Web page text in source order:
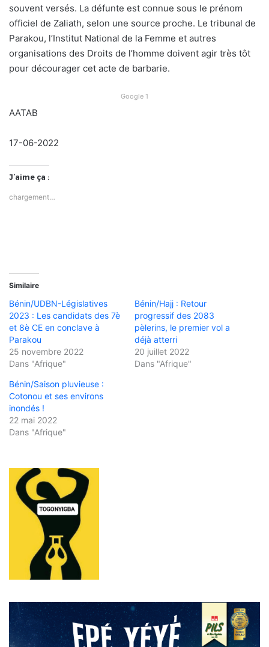
souvent versés. La défunte est connue sous le prénom
officiel de Zaliath, selon une source proche. Le tribunal de
Parakou, l’Institut National de la Femme et autres
organisations des Droits de l’homme doivent agir très tôt
pour décourager cet acte de barbarie.
Google 1
AATAB
17-06-2022
J’aime ça :
chargement…
Similaire
Bénin/UDBN-Législatives
2023 : Les candidats des 7è
et 8è CE en conclave à
Parakou
25 novembre 2022
Dans "Afrique"
Bénin/Hajj : Retour
progressif des 2083
pèlerins, le premier vol a
déjà atterri
20 juillet 2022
Dans "Afrique"
Bénin/Saison pluvieuse :
Cotonou et ses environs
inondés !
22 mai 2022
Dans "Afrique"